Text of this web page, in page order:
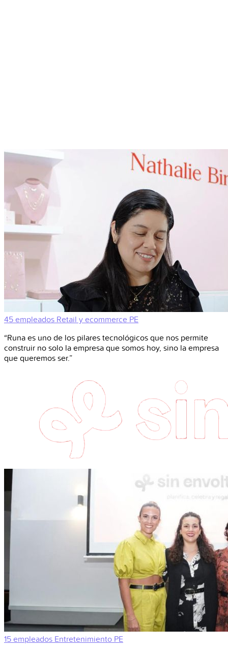
45 empleados Retail y ecommerce PE
“Runa es uno de los pilares tecnológicos que nos permite
construir no solo la empresa que somos hoy, sino la empresa
que queremos ser.”
15 empleados Entretenimiento PE